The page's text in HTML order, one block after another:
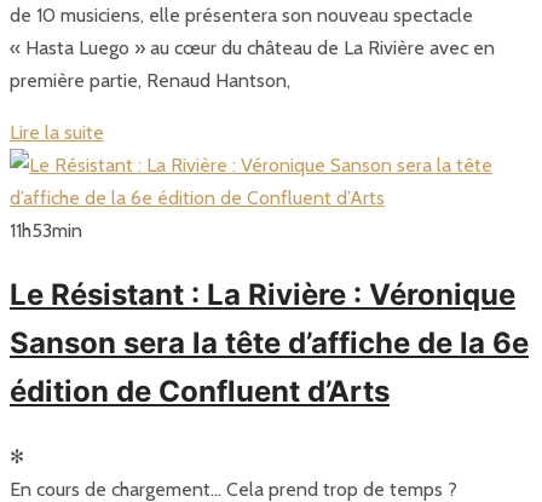
de 10 musiciens, elle présentera son nouveau spectacle
« Hasta Luego » au cœur du château de La Rivière avec en
première partie, Renaud Hantson,
Lire la suite
11h53min
Le Résistant : La Rivière : Véronique
Sanson sera la tête d’affiche de la 6e
édition de Confluent d’Arts
✻
En cours de chargement… Cela prend trop de temps ?